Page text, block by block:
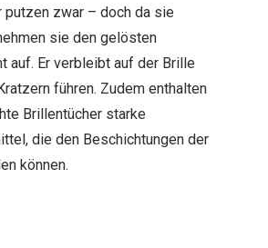
putzen zwar – doch da sie
sie den gelösten
auf. Er verbleibt auf der Brille
führen. Zudem enthalten
Brillentücher starke
die den Beschichtungen der
können.